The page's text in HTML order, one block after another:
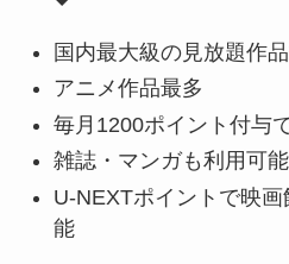
国内最大級の見放題作
アニメ作品最多
毎月1200ポイント付与
雑誌・マンガも利用可能
U-NEXTポイントで映
能